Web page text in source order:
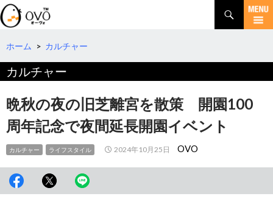
検
索
コ
テ
ツ
へ
移
動
ホーム > カルチャー
カルチャー
晩秋の夜の旧芝離宮を散策 開園100
周年記念で夜間延長開園イベント
カルチャー ライフスタイル 2024年10月25日 OVO